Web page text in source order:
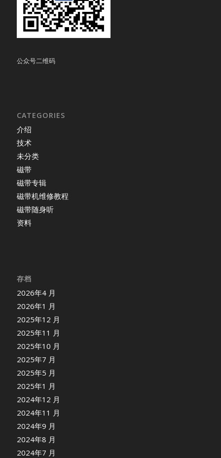
公众号二维码
CATEGORIES
介绍
技术
未分类
磁带
磁带专辑
磁带机维修教程
磁带随身听
资料
存档
2026年4 月
2026年1 月
2025年12 月
2025年11 月
2025年10 月
2025年7 月
2025年5 月
2025年1 月
2024年12 月
2024年11 月
2024年9 月
2024年8 月
2024年7 月